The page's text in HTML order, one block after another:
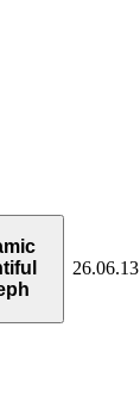
26.06.13